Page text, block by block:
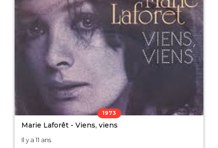
1973
Marie Laforêt - Viens, viens
Il y a 11 ans